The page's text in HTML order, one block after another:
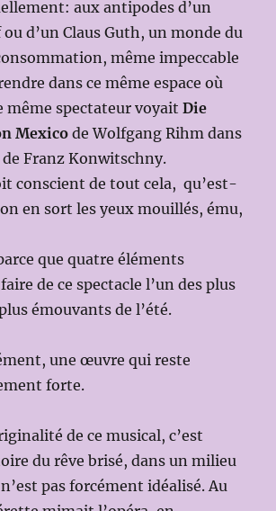
aux antipodes d’un
d’un Claus Guth, un monde du
même impeccable
dans ce même espace où
même spectateur voyaitDie
Mexicode Wolfgang Rihm dans
Franz Konwitschny.
conscient de tout cela, qu’est-
en sort les yeux mouillés, ému,
que quatre éléments
de ce spectacle l’un des plus
émouvants de l’été.
une œuvre qui reste
forte.
de ce musical, c’est
du rêve brisé, dans un milieu
pas forcément idéalisé. Au